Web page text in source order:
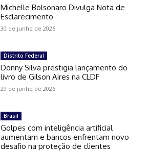
Michelle Bolsonaro Divulga Nota de
Esclarecimento
30 de junho de 2026
Distrito Federal
Donny Silva prestigia lançamento do
livro de Gilson Aires na CLDF
29 de junho de 2026
Brasil
Golpes com inteligência artificial
aumentam e bancos enfrentam novo
desafio na proteção de clientes